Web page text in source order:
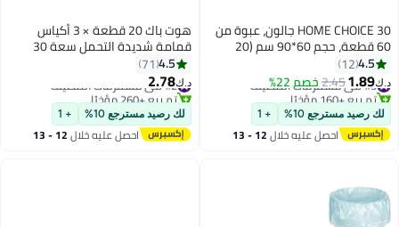
HOME CHOICE 30 جالون، عبوة من
60 قطعة، حجم 60*90 سم (20
كيس قمامة × 3 لفات)، أكياس
قمامة قابلة للتحلل البيولوجي،
بطانات سلة المهملات
4.5
12
د.ك‏1.89
2.45خصم 22% #3 في مستلزمات التنظيف
تم بيع +160 مؤخرًا
#3 في مستلزمات التنظيف
لك رصيد مسترجع 10% + 1
احصل عليه خلال 12 - 13
هوت باك 20 قطعة × 3 أكياس
قمامة شديدة التحمل سعة 30
جالون
4.5
71
د.ك‏2.78
#2 في مستلزمات التنظيف
تم بيع +260 مؤخرًا
#2 في مستلزمات التنظيف
لك رصيد مسترجع 10% + 1
احصل عليه خلال 12 - 13